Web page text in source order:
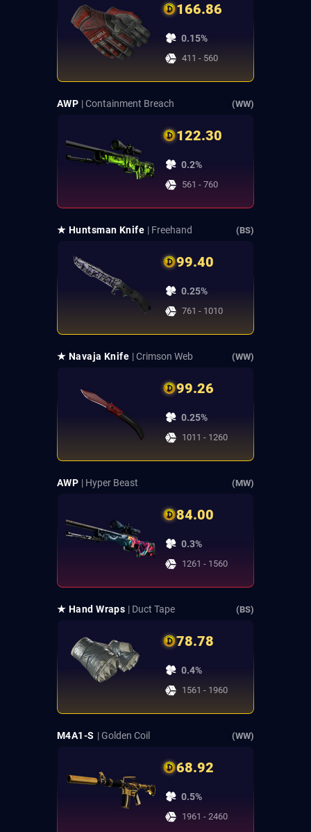
166.86
0.15%
411 - 560
AWP | Containment Breach (WW)
122.30
0.2%
561 - 760
★ Huntsman Knife | Freehand (BS)
99.40
0.25%
761 - 1010
★ Navaja Knife | Crimson Web (WW)
99.26
0.25%
1011 - 1260
AWP | Hyper Beast (MW)
84.00
0.3%
1261 - 1560
★ Hand Wraps | Duct Tape (BS)
78.78
0.4%
1561 - 1960
M4A1-S | Golden Coil (WW)
68.92
0.5%
1961 - 2460